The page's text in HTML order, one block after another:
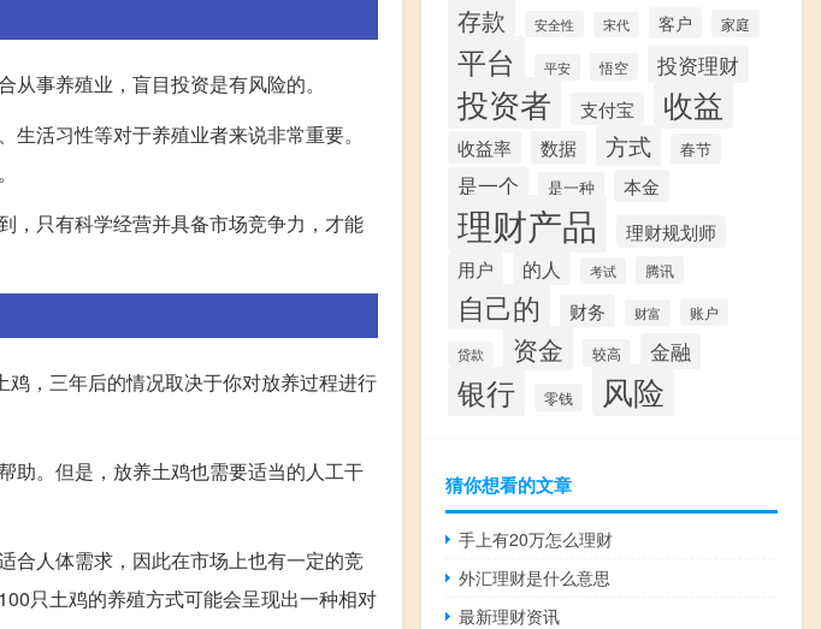
事养殖业，盲目投资是有风险的。
活习性等对于养殖业者来说非常重要。
，只有科学经营并具备市场竞争力，才能
，三年后的情况取决于你对放养过程进行
助。但是，放养土鸡也需要适当的人工干
合人体需求，因此在市场上也有一定的竞
只土鸡的养殖方式可能会呈现出一种相对
存款 安全性 宋代 客户 家庭
平台 平安 悟空 投资理财
投资者 支付宝 收益
收益率 数据 方式 春节
是一个 是一种 本金
理财产品
理财规划师
用户
的人 考试 腾讯
自己的 财务 财富 账户
贷款 资金 较高 金融
银行 零钱 风险
猜你想看的文章
手上有20万怎么理财
外汇理财是什么意思
最新理财资讯